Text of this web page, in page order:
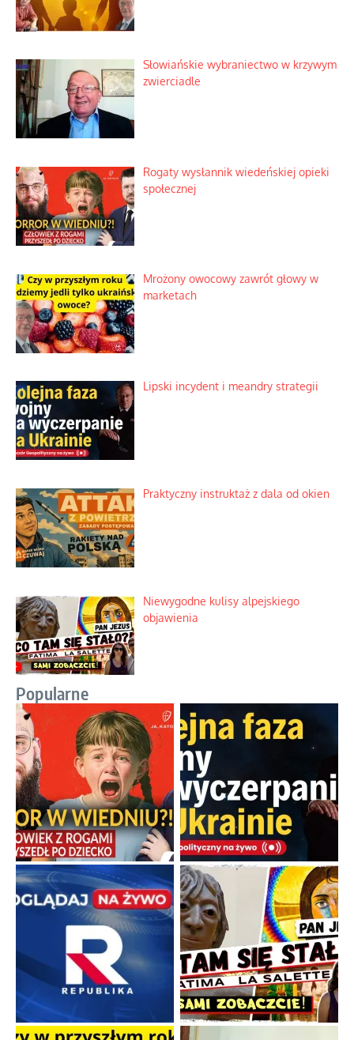
Słowiańskie wybraniectwo w krzywym
zwierciadle
Rogaty wysłannik wiedeńskiej opieki
społecznej
Mrożony owocowy zawrót głowy w
marketach
Lipski incydent i meandry strategii
Praktyczny instruktaż z dala od okien
Niewygodne kulisy alpejskiego
objawienia
Popularne